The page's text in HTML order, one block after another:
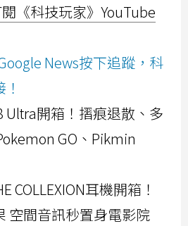
《科技玩家》YouTube
News按下追蹤，科
Ultra開箱！摺痕退散、多
GO、Pikmin
COLLEXION耳機開箱！
空間音訊秒置身電影院